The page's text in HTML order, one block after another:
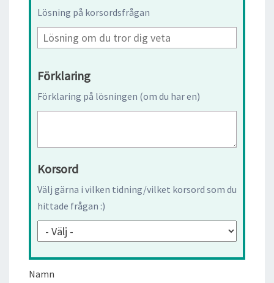
Lösning på korsordsfrågan
Förklaring
Förklaring på lösningen (om du har en)
Korsord
Välj gärna i vilken tidning/vilket korsord som du
hittade frågan :)
Namn